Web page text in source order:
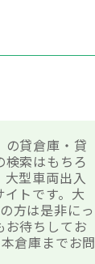
貸倉庫・貸
索はもちろ
型車両出入
トです。大
方は是非にっ
お待ちしてお
倉庫までお問